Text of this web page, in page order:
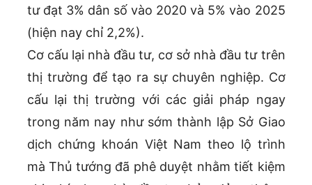
tư đạt 3% dân số vào 2020 và 5% vào 2025
(hiện nay chỉ 2,2%).
Cơ cấu lại nhà đầu tư, cơ sở nhà đầu tư trên
thị trường để tạo ra sự chuyên nghiệp. Cơ
cấu lại thị trường với các giải pháp ngay
trong năm nay như sớm thành lập Sở Giao
dịch chứng khoán Việt Nam theo lộ trình
mà Thủ tướng đã phê duyệt nhằm tiết kiệm